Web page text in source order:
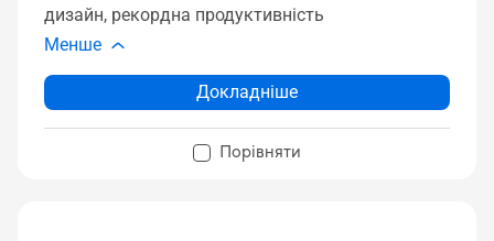
дизайн, рекордна продуктивність
Менше
Докладніше
Порівняти